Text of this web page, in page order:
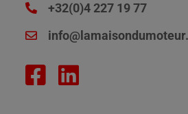
+32(0)4 227 19 77